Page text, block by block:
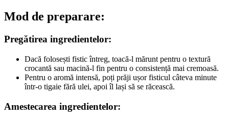
Mod de preparare:
Pregătirea ingredientelor:
Dacă folosești fistic întreg, toacă-l mărunt pentru o textură
crocantă sau macină-l fin pentru o consistență mai cremoasă.
Pentru o aromă intensă, poți prăji ușor fisticul câteva minute
într-o tigaie fără ulei, apoi îl lași să se răcească.
Amestecarea ingredientelor: